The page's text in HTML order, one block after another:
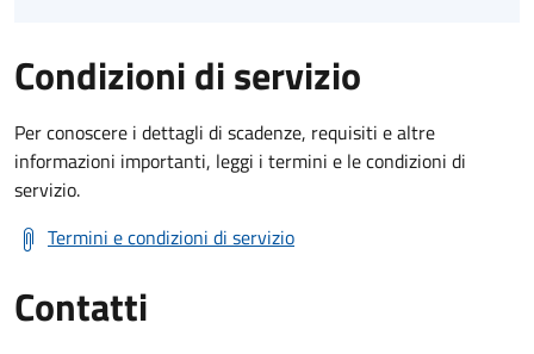
Condizioni di servizio
Per conoscere i dettagli di scadenze, requisiti e altre
informazioni importanti, leggi i termini e le condizioni di
servizio.
Termini e condizioni di servizio
Contatti